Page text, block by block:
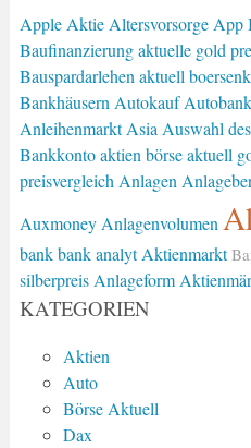
Apple Aktie Altersvorsorge App
Baufinanzierung aktuelle gold
Bauspardarlehen aktuell
Bankhäusern Autokauf Autobank
Anleihenmarkt Asia Auswahl
Bankkonto aktien börse aktuell
preisvergleich Anlagen
Auxmoney Anlagenvolumen
bank bank analyt Aktienmarkt
silberpreis Anlageform
KATEGORIEN
Aktien
Auto
Börse Aktuell
Dax